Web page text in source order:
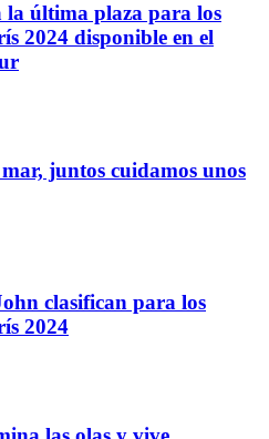
la última plaza para los
2024 disponible en el
juntos cuidamos unos
clasifican para los
2024